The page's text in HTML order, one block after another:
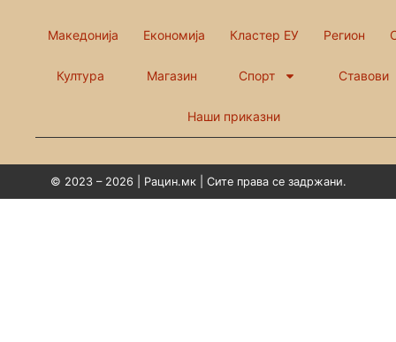
Македонија Економија Кластер ЕУ Регион
Култура Магазин Спорт Ставови
Наши приказни
© 2023 – 2026 | Рацин.мк | Сите права се задржани.